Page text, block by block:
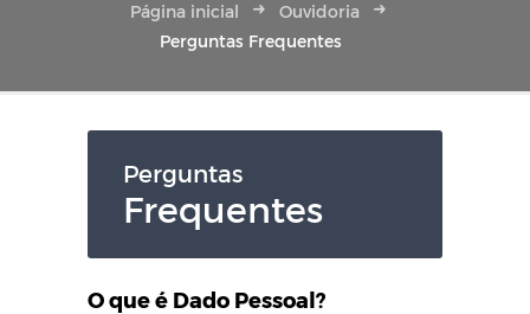
Página inicial
Ouvidoria
Perguntas Frequentes
Perguntas
Frequentes
O que é Dado Pessoal?